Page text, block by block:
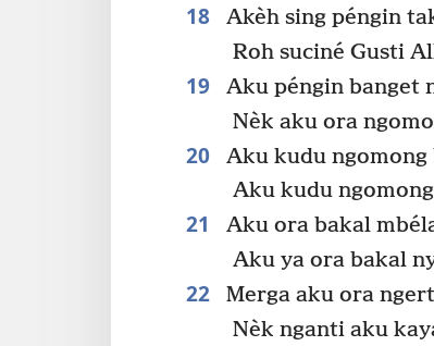
18
Akèh sing péngin
Roh suciné Gusti
19 Aku péngin banget
Nèk aku ora
20
Aku kudu ngomong
Aku kudu
21 Aku ora bakal
Aku ya ora bakal
22
Merga aku ora
Nèk nganti aku